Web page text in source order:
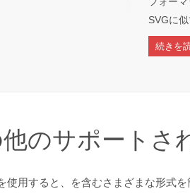
SVGに似
続きを
のサポートさ
使用すると、を含むさまざまな形式を